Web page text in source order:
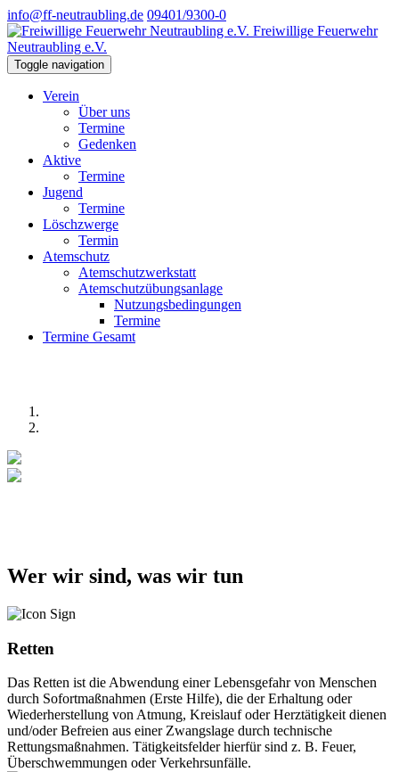
info@ff-neutraubling.de 09401/9300-0
Freiwillige Feuerwehr
Neutraubling e.V.
Toggle navigation
Verein
Über uns
Termine
Gedenken
Aktive
Termine
Jugend
Termine
Löschzwerge
Termin
Atemschutz
Atemschutzwerkstatt
Atemschutzübungsanlage
Nutzungsbedingungen
Termine
Termine Gesamt
Wer wir sind, was wir tun
Retten
Das Retten ist die Abwendung einer Lebensgefahr von Menschen
durch Sofortmaßnahmen (Erste Hilfe), die der Erhaltung oder
Wiederherstellung von Atmung, Kreislauf oder Herztätigkeit dienen
und/oder Befreien aus einer Zwangslage durch technische
Rettungsmaßnahmen. Tätigkeitsfelder hierfür sind z. B. Feuer,
Überschwemmungen oder Verkehrsunfälle.